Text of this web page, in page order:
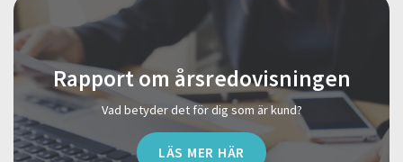
Rapport om årsredovisningen
Vad betyder det för dig som är kund?
LÄS MER HÄR